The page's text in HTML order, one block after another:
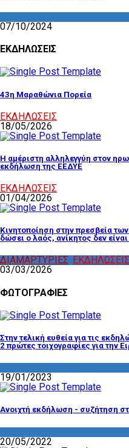
07/10/2024
ΕΚΔΗΛΩΣΕΙΣ
43η Μαραθώνια Πορεία
ΕΚΔΗΛΩΣΕΙΣ
18/05/2026
Η αμέριστη αλληλεγγύη στον
εκδήλωση της ΕΕΔΥΕ
ΕΚΔΗΛΩΣΕΙΣ
01/04/2026
Κινητοποίηση στην πρεσβεία
δώσει ο λαός, ανίκητος δεν
ΔΙΑΜΑΡΤΥΡΙΕΣ ΕΚΔΗΛΩΣΕΙΣ
03/03/2026
ΦΩΤΟΓΡΑΦΙΕΣ
Στην τελική ευθεία για τις
2 πρώτες τοιχογραφίες για την
19/01/2023
Ανοιχτή εκδήλωση - συζήτηση
20/05/2022